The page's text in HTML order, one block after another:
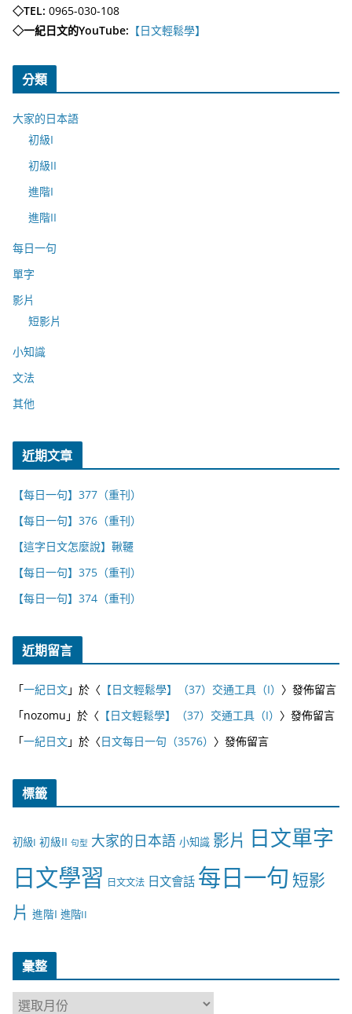
◇TEL: 0965-030-108
◇一紀日文的YouTube: 【日文輕鬆學】
分類
大家的日本語
初級I
初級II
進階I
進階II
每日一句
單字
影片
短影片
小知識
文法
其他
近期文章
【每日一句】377（重刊）
【每日一句】376（重刊）
【這字日文怎麼說】鞦韆
【每日一句】375（重刊）
【每日一句】374（重刊）
近期留言
「一紀日文」於〈 【日文輕鬆學】（37）交通工具（I） 〉發佈留言
「nozomu 」於〈 【日文輕鬆學】（37）交通工具（I） 〉發佈留言
「一紀日文」於〈日文每日一句（3576） 〉發佈留言
標籤
初級I 初級II 句型 大家的日本語 小知識 影片 日文單字
日文學習 日文文法 日文會話 每日一句 短影
片 進階I 進階II
彙整
彙